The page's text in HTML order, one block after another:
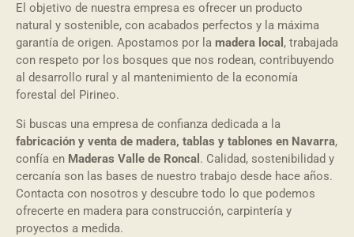
El objetivo de nuestra empresa es ofrecer un producto
natural y sostenible, con acabados perfectos y la máxima
garantía de origen. Apostamos por la madera local , trabajada
con respeto por los bosques que nos rodean, contribuyendo
al desarrollo rural y al mantenimiento de la economía
forestal del Pirineo.
Si buscas una empresa de confianza dedicada a la
fabricación y venta de madera, tablas y tablones en Navarra,
confía en Maderas Valle de Roncal . Calidad, sostenibilidad y
cercanía son las bases de nuestro trabajo desde hace años.
Contacta con nosotros y descubre todo lo que podemos
ofrecerte en madera para construcción, carpintería y
proyectos a medida.